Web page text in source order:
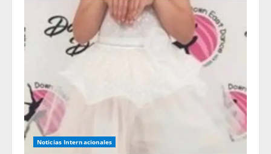
Noticias Internacionales